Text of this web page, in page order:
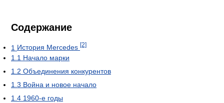
Содержание
1 История Mercedes [2]
1.1 Начало марки
1.2 Объединения конкурентов
1.3 Война и новое начало
1.4 1960-е годы